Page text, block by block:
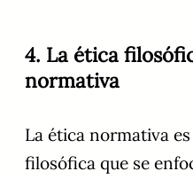
4. La ética
normativa
La ética normativa
filosófica que se